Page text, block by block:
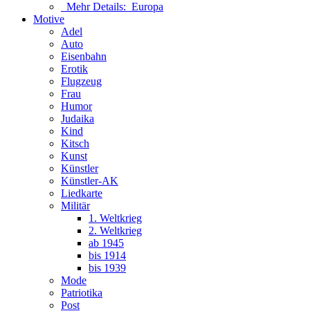
Mehr Details: Europa
Motive
Adel
Auto
Eisenbahn
Erotik
Flugzeug
Frau
Humor
Judaika
Kind
Kitsch
Kunst
Künstler
Künstler-AK
Liedkarte
Militär
1. Weltkrieg
2. Weltkrieg
ab 1945
bis 1914
bis 1939
Mode
Patriotika
Post